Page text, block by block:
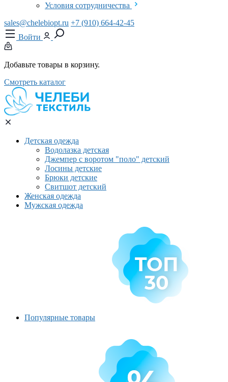
Условия сотрудничества
sales@chelebiopt.ru +7 (910) 664-42-45
Войти
Добавьте товары в корзину.
Смотреть каталог
Детская одежда
Водолазка детская
Джемпер с воротом "поло" детский
Лосины детские
Брюки детские
Свитшот детский
Женская одежда
Мужская одежда
Популярные товары